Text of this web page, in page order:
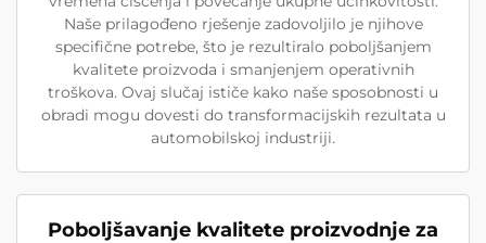
Naše prilagođeno rješenje zadovoljilo je njihove
specifične potrebe, što je rezultiralo poboljšanjem
kvalitete proizvoda i smanjenjem operativnih
troškova. Ovaj slučaj ističe kako naše sposobnosti u
obradi mogu dovesti do transformacijskih rezultata u
automobilskoj industriji.
Poboljšavanje kvalitete proizvodnje za